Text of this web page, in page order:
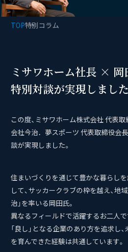
TOP特別コラム
ミサワホーム社長 × 岡
特別対談が実現しました
この度、ミサワホーム株式会社 代表
会社今治．夢スポーツ 代表取締役会
談が実現しました。
住まいづくりを通じて豊かな暮らし
して、サッカークラブの枠を越え、地
治」を率いる岡田氏。
異なるフィールドで活躍するお二人
「良し」となる企業のあり方を追求し
を育んできた経験は共通しています。